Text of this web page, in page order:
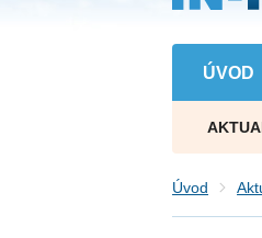
ÚVOD
Úvod